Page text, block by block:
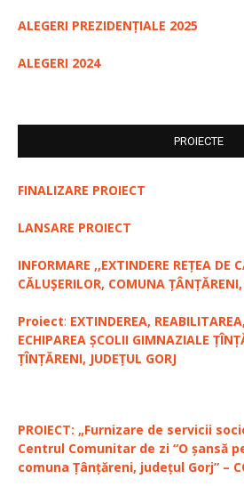
ALEGERI PREZIDENȚIALE 2025
ALEGERI 2024
PROIECTE
FINALIZARE PROIECT
LANSARE PROIECT
INFORMARE ,,EXTINDERE REȚEA DE
CĂLUȘERILOR, COMUNA ȚÂNȚĂRENI,
Proiect: EXTINDEREA,
ECHIPAREA ȘCOLII GIMNAZIALE
ȚÎNȚĂRENI, JUDEȚUL GORJ
PROIECT: „Furnizare de servicii
Centrul Comunitar de zi “O șansă
comuna Țânțăreni, județul Gorj” –